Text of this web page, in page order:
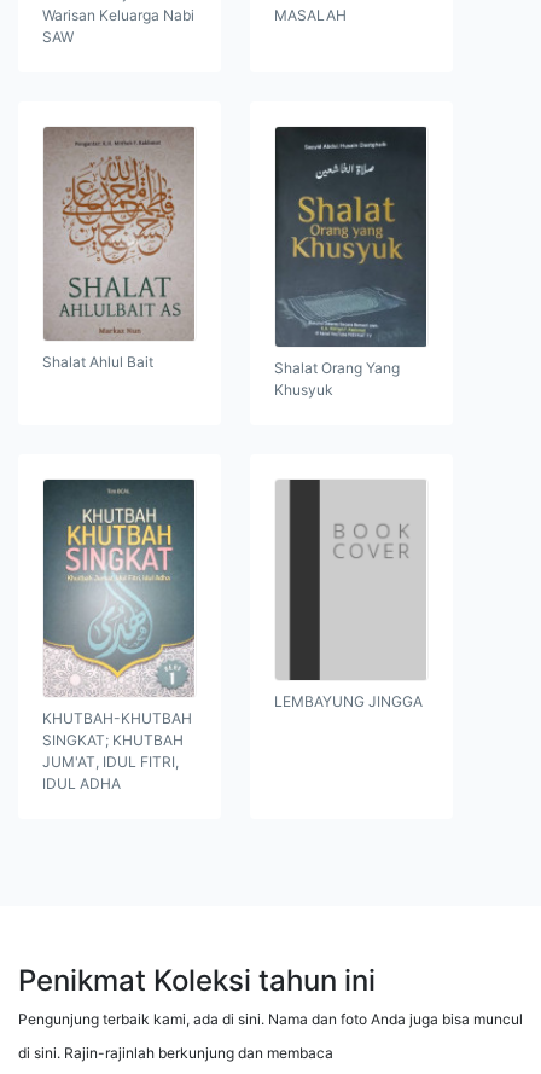
Warisan Keluarga Nabi
SAW
MASALAH
Shalat Ahlul Bait
Shalat Orang Yang
Khusyuk
KHUTBAH-KHUTBAH
SINGKAT; KHUTBAH
JUM'AT, IDUL FITRI,
IDUL ADHA
LEMBAYUNG JINGGA
Penikmat Koleksi tahun ini
Pengunjung terbaik kami, ada di sini. Nama dan foto Anda juga bisa muncul
di sini. Rajin-rajinlah berkunjung dan membaca